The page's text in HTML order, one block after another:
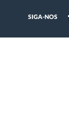
SIGA-NOS